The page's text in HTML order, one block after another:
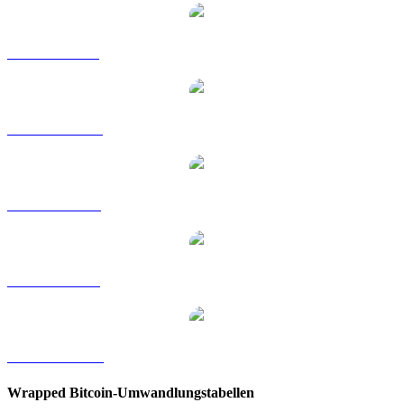
Wrapped Bitcoin-Umwandlungstabellen